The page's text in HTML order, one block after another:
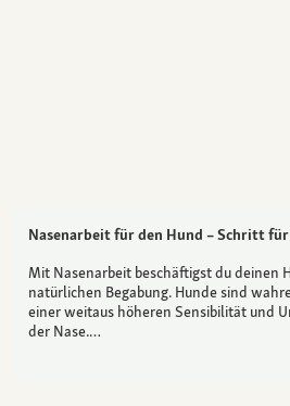
Nasenarbeit für den Hund – Schritt
Mit Nasenarbeit beschäftigst du deinen
natürlichen Begabung. Hunde sind
einer weitaus höheren Sensibilität und
der Nase.…